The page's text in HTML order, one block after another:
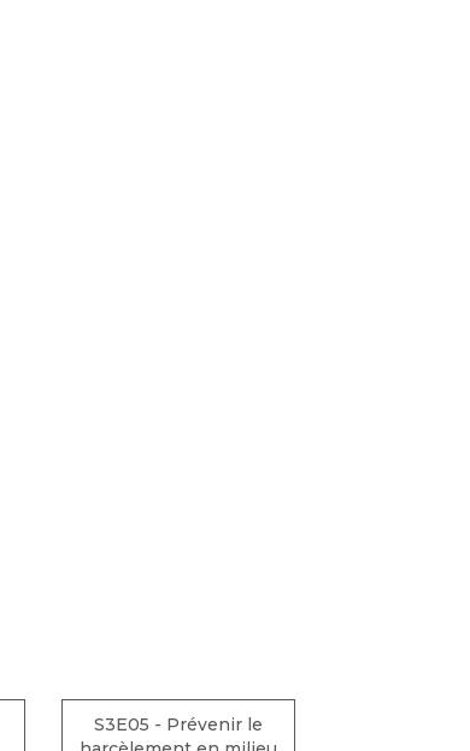
S3E05 - Prévenir le